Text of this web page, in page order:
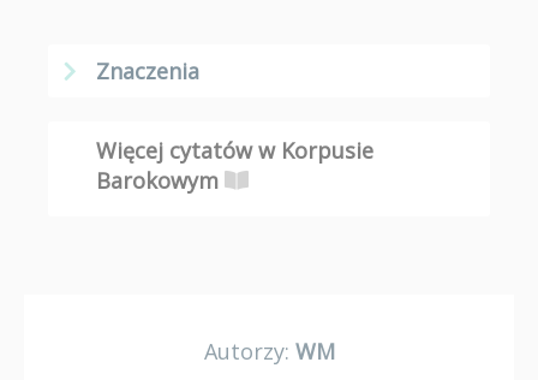
Znaczenia
Więcej cytatów w Korpusie
Barokowym
Autorzy: WM